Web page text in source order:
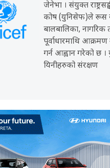
जेनेभा । संयुक्त
कोष (युनिसेफ)ले रूस
बालबालिका, नागरिक
पूर्वाधारमाथि आक्रमण
गर्न आह्वान गरेको छ
यिनीहरुको संरक्षण